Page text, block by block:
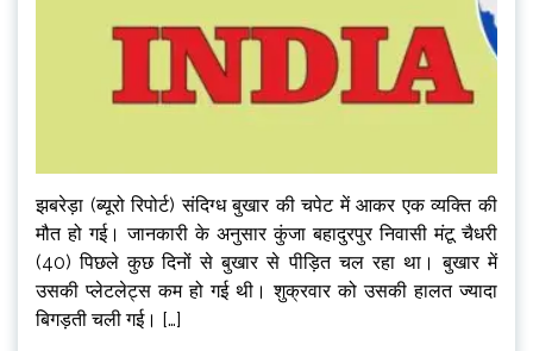
झबरेड़ा (ब्यूरो रिपोर्ट) संदिग्ध बुखार की चपेट में आकर एक व्यक्ति की
मौत हो गई। जानकारी के अनुसार कुंजा बहादुरपुर निवासी मंटू चैधरी
(40) पिछले कुछ दिनों से बुखार से पीड़ित चल रहा था। बुखार में
उसकी प्लेटलेट्स कम हो गई थी। शुक्रवार को उसकी हालत ज्यादा
बिगड़ती चली गई। […]